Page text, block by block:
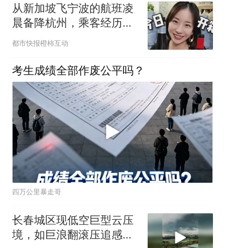
从新加坡飞宁波的航班凌
晨备降杭州，乘客经历惊
魂一夜：颠簸持续了一个
右晃
都市快报橙柿互动
考生成绩全部作废公平吗？
四万公里暴走哥
长春城区现低空巨型云压
境，如巨浪翻滚压追感十